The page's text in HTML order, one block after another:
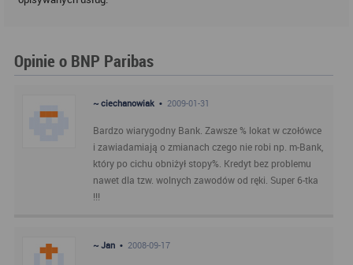
Opinie o BNP Paribas
~ ciechanowiak • 2009-01-31
Bardzo wiarygodny Bank. Zawsze % lokat w czołówce
i zawiadamiają o zmianach czego nie robi np. m-Bank,
który po cichu obniżył stopy%. Kredyt bez problemu
nawet dla tzw. wolnych zawodów od ręki. Super 6-tka
!!!
~ Jan • 2008-09-17